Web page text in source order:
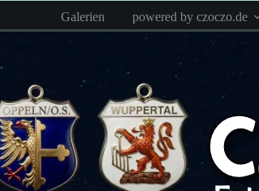
springen
Galerien powered by czoczo.de